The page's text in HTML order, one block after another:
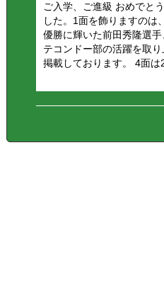
ご入学、ご進級 おめでと
した。1面を飾りますのは
優勝に輝いた前田秀隆選
テコンドー部の活躍を取
掲載しております。 4面は